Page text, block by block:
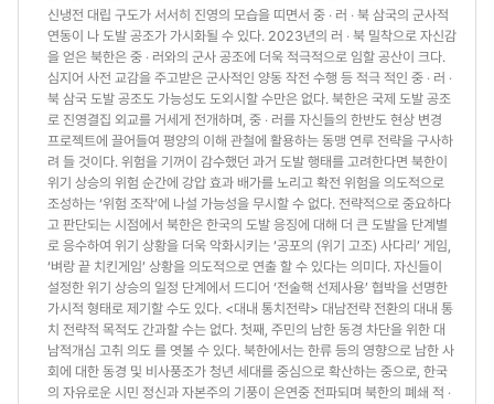
신냉전 대립 구도가 서서히 진영의 모습을 띠면서 중 ‧ 러 ‧ 북 삼국의 군사적
연동이 나 도발 공조가 가시화될 수 있다. 2023년의 러 ‧ 북 밀착으로 자신감
을 얻은 북한은 중 ‧ 러와의 군사 공조에 더욱 적극적으로 임할 공산이 크다.
심지어 사전 교감을 주고받은 군사적인 양동 작전 수행 등 적극 적인 중 ‧ 러 ‧
북 삼국 도발 공조도 가능성도 도외시할 수만은 없다. 북한은 국제 도발 공조
로 진영결집 외교를 거세게 전개하며, 중 ‧ 러를 자신들의 한반도 현상 변경
프로젝트에 끌어들여 평양의 이해 관철에 활용하는 동맹 연루 전략을 구사하
려 들 것이다. 위험을 기꺼이 감수했던 과거 도발 행태를 고려한다면 북한이
위기 상승의 위험 순간에 강압 효과 배가를 노리고 확전 위험을 의도적으로
조성하는 ‘위험 조작’에 나설 가능성을 무시할 수 없다. 전략적으로 중요하다
고 판단되는 시점에서 북한은 한국의 도발 응징에 대해 더 큰 도발을 단계별
로 응수하여 위기 상황을 더욱 악화시키는 ‘공포의 (위기 고조) 사다리’ 게임,
‘벼랑 끝 치킨게임’ 상황을 의도적으로 연출 할 수 있다는 의미다. 자신들이
설정한 위기 상승의 일정 단계에서 드디어 ‘전술핵 선제사용’ 협박을 선명한
가시적 형태로 제기할 수도 있다. <대내 통치전략> 대남전략 전환의 대내 통
치 전략적 목적도 간과할 수는 없다. 첫째, 주민의 남한 동경 차단을 위한 대
남적개심 고취 의도 를 엿볼 수 있다. 북한에서는 한류 등의 영향으로 남한 사
회에 대한 동경 및 비사풍조가 청년 세대를 중심으로 확산하는 중으로, 한국
의 자유로운 시민 정신과 자본주의 기풍이 은연중 전파되며 북한의 폐쇄 적 ‧